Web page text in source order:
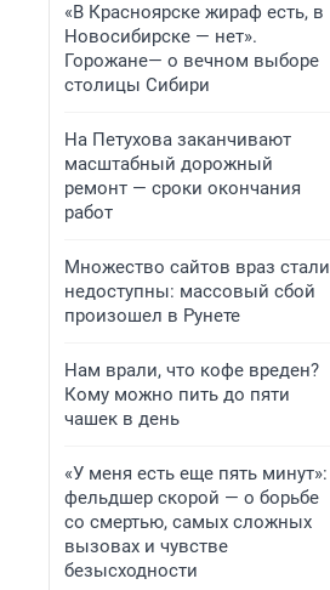
«В Красноярске жираф есть, в
Новосибирске — нет».
Горожане— о вечном выборе
столицы Сибири
На Петухова заканчивают
масштабный дорожный
ремонт — сроки окончания
работ
Множество сайтов враз стали
недоступны: массовый сбой
произошел в Рунете
Нам врали, что кофе вреден?
Кому можно пить до пяти
чашек в день
«У меня есть еще пять минут»:
фельдшер скорой — о борьбе
со смертью, самых сложных
вызовах и чувстве
безысходности